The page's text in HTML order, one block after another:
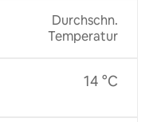
Durchschn.
Temperatur
14 °C